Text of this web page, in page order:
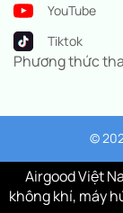
YouTube
Tiktok
Phương thức
©
Airgood Việt
không khí, máy